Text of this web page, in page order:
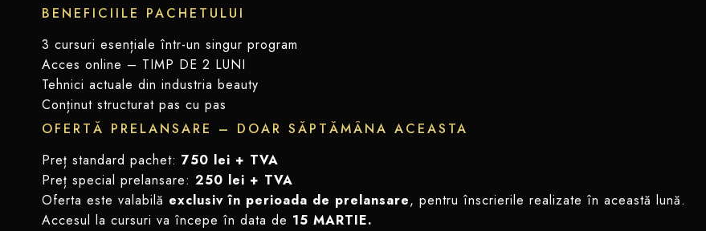
BENEFICIILE PACHETULUI
3 cursuri esențiale într-un singur program
Acces online – TIMP DE 2 LUNI
Tehnici actuale din industria beauty
Conținut structurat pas cu pas
OFERTĂ PRELANSARE – DOAR SĂPTĂMÂNA ACEASTA
Preț standard pachet: 750 lei + TVA
Preț special prelansare: 250 lei + TVA
Oferta este valabilă exclusiv în perioada de prelansare, pentru înscrierile realizate în această lună.
Accesul la cursuri va începe în data de 15 MARTIE.